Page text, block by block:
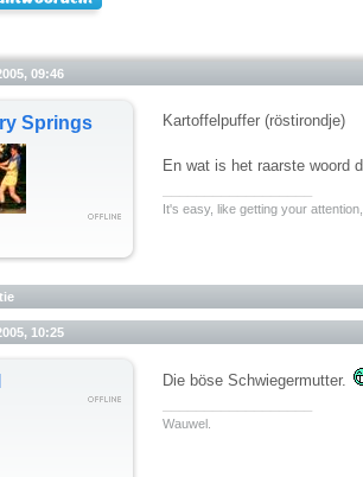
09:46
Springs Kartoffelpuffer (röstirondje)
En wat is het raarste woord
It's easy, like getting your
10:25
Die böse Schwiegermutter.
Wauwel.